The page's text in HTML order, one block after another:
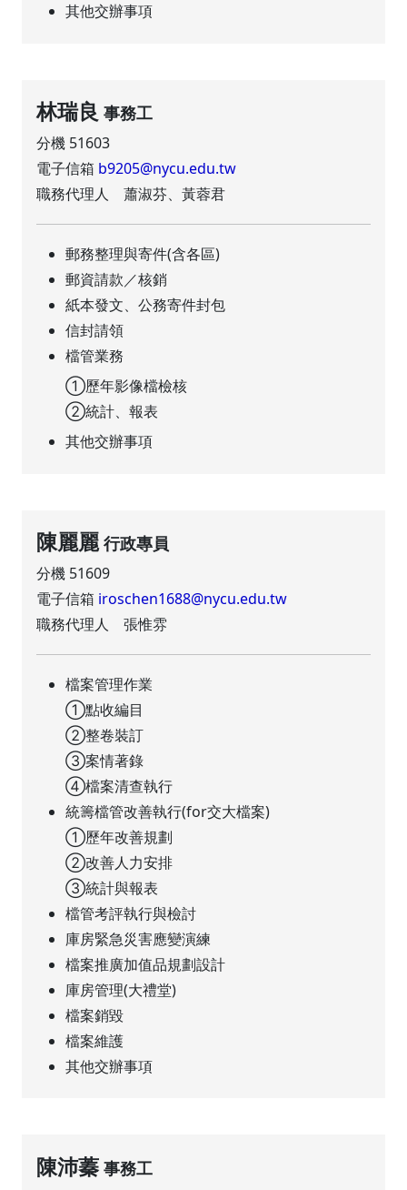
其他交辦事項
林瑞良 事務工
分機 51603
電子信箱 b9205@nycu.edu.tw
職務代理人 蕭淑芬、黃蓉君
郵務整理與寄件(含各區)
郵資請款／核銷
紙本發文、公務寄件封包
信封請領
檔管業務
①歷年影像檔檢核
②統計、報表
其他交辦事項
陳麗麗行政專員
分機 51609
電子信箱 iroschen1688@nycu.edu.tw
職務代理人 張惟雰
檔案管理作業
①點收編目
②整卷裝訂
③案情著錄
④檔案清查執行
統籌檔管改善執行(for交大檔案)
①歷年改善規劃
②改善人力安排
③統計與報表
檔管考評執行與檢討
庫房緊急災害應變演練
檔案推廣加值品規劃設計
庫房管理(大禮堂)
檔案銷毀
檔案維護
其他交辦事項
陳沛蓁 事務工